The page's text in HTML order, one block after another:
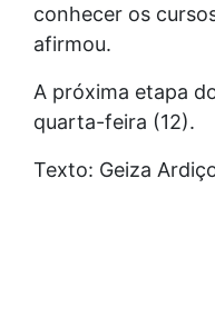
conhecer os
afirmou.
A próxima etapa
quarta-feira (12).
Texto: Geiza